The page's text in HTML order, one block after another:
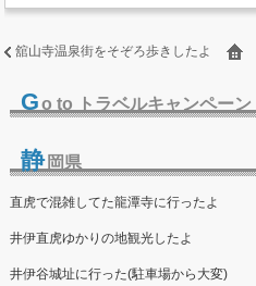
舘山寺温泉街をそぞろ歩きしたよ
Go to トラベルキャンペーン
静 岡県
直虎で混雑してた龍潭寺に行ったよ
井伊直虎ゆかりの地観光したよ
井伊谷城址に行った(駐車場から大変)